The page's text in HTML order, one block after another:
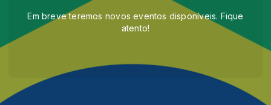
Em breve teremos novos eventos disponíveis. Fique
atento!